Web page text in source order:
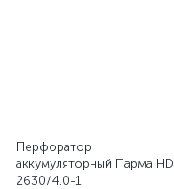
Перфоратор
аккумуляторный Парма HD
2630/4.0-1